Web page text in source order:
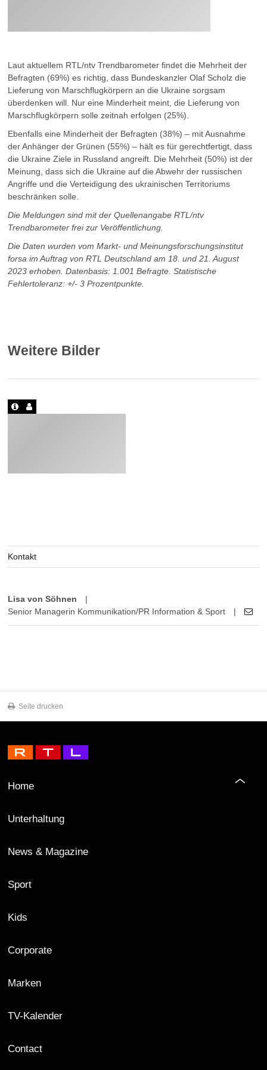
Laut aktuellem RTL/ntv Trendbarometer findet die Mehrheit der
Befragten (69%) es richtig, dass Bundeskanzler Olaf Scholz die
Lieferung von Marschflugkörpern an die Ukraine sorgsam
überdenken will. Nur eine Minderheit meint, die Lieferung von
Marschflugkörpern solle zeitnah erfolgen (25%).
Ebenfalls eine Minderheit der Befragten (38%) – mit Ausnahme
der Anhänger der Grünen (55%) – hält es für gerechtfertigt, dass
die Ukraine Ziele in Russland angreift. Die Mehrheit (50%) ist der
Meinung, dass sich die Ukraine auf die Abwehr der russischen
Angriffe und die Verteidigung des ukrainischen Territoriums
beschränken solle.
Die Meldungen sind mit der Quellenangabe RTL/ntv
Trendbarometer frei zur Veröffentlichung.
Die Daten wurden vom Markt- und Meinungsforschungsinstitut
forsa im Auftrag von RTL Deutschland am 18. und 21. August
2023 erhoben. Datenbasis: 1.001 Befragte. Statistische
Fehlertoleranz: +/- 3 Prozentpunkte.
Weitere Bilder
Kontakt
Lisa von Söhnen
|
Senior Managerin Kommunikation/PR Information & Sport
|
Seite drucken
Home
Unterhaltung
News & Magazine
Sport
Kids
Corporate
Marken
TV-Kalender
Contact